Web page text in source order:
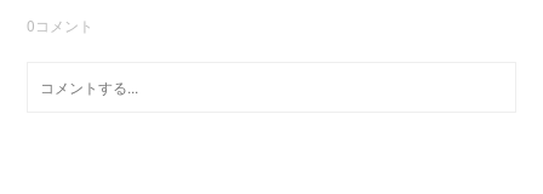
0コメント